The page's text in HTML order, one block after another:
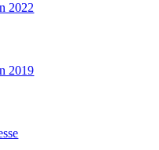
2022
2019